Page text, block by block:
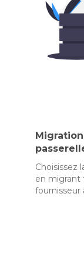
Choisissez
en migrant
fournisseur